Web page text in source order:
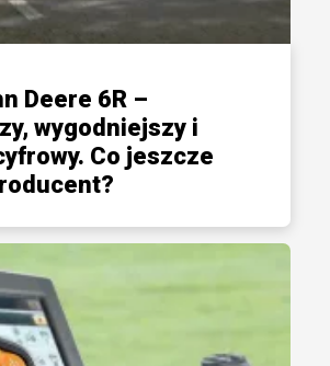
Deere 6R –
wygodniejszy i
Co jeszcze